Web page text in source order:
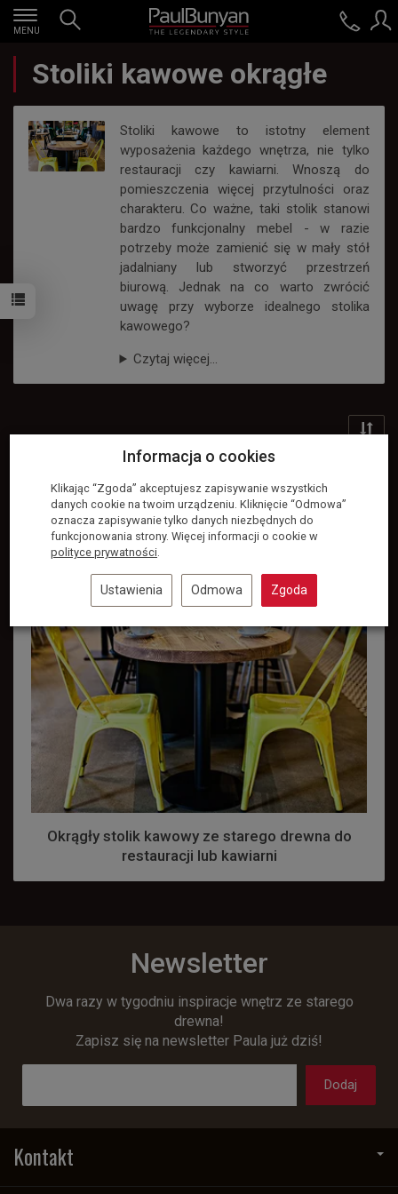
MENU
Stoliki kawowe okrągłe
Stoliki kawowe to istotny element
wyposażenia każdego wnętrza, nie tylko
restauracji czy kawiarni. Wnoszą do
pomieszczenia więcej przytulności oraz
charakteru. Co ważne, taki stolik stanowi
bardzo funkcjonalny mebel - w razie
potrzeby może zamienić się w mały stół
jadalniany lub stworzyć przestrzeń
biurową. Jednak na co warto zwrócić
uwagę przy wyborze idealnego stolika
kawowego?
Czytaj więcej...
Okrągły stolik kawowy ze starego drewna do
restauracji lub kawiarni
Newsletter
Dwa razy w tygodniu inspiracje wnętrz ze starego
drewna!
Zapisz się na newsletter Paula już dziś!
Kontakt
Informacja o cookies
Klikając “Zgoda” akceptujesz zapisywanie wszystkich
danych cookie na twoim urządzeniu. Kliknięcie “Odmowa”
oznacza zapisywanie tylko danych niezbędnych do
funkcjonowania strony. Więcej informacji o cookie w
polityce prywatności
Ustawienia Odmowa Zgoda